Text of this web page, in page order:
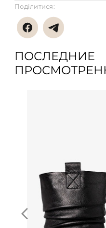
Поділитися:
ПОСЛЕДНИЕ